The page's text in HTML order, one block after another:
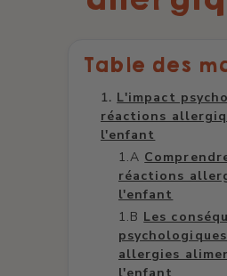
Table des
L'impact
réactions
l'enfant
réactions
l'enfant
Les
allergies